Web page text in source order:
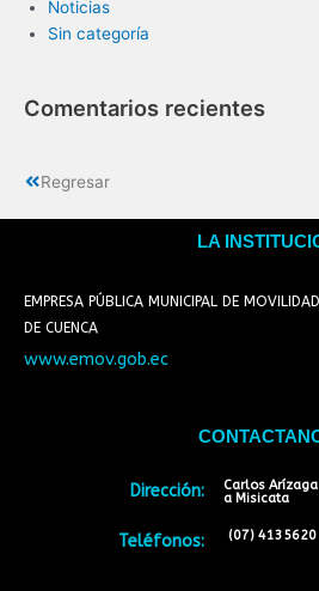
Noticias
Sin categoría
Comentarios recientes
Regresar
LA
EMPRESA PÚBLICA MUNICIPAL DE
DE CUENCA
www.emov.gob.ec
Dirección:
Teléfonos:
Carlos
a Misicata
(07) 4135620